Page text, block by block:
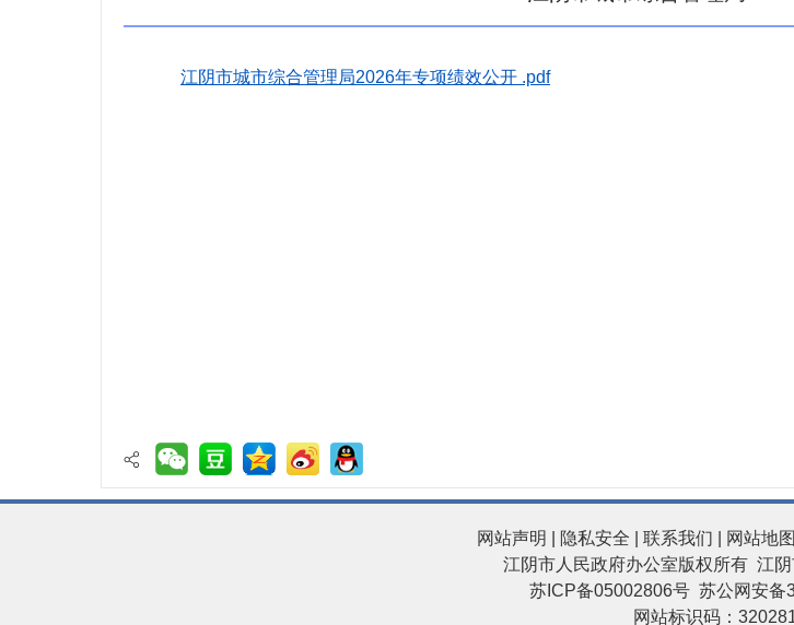
江阴市城市综合管理局2026年专项绩效公开 .pdf
网站声明 隐私安全 联系我们 网站地图
江阴市人民政府办公室版权所有 江
苏ICP备05002806号 苏公网安备
网站标识码：